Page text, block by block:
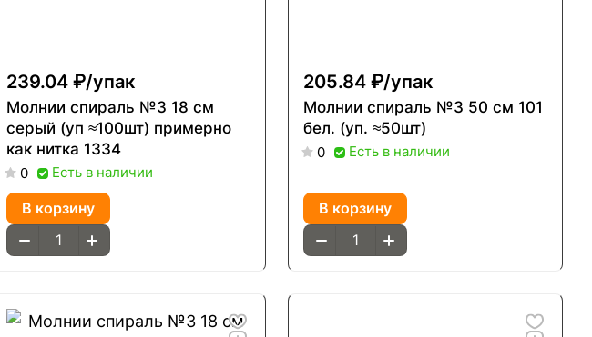
239.04 ₽/упак
Молнии спираль №3 18 см
серый (уп ≈100шт) примерно
как нитка 1334
0 Есть в наличии
В корзину
205.84 ₽/упак
Молнии спираль №3 50 см 101
бел. (уп. ≈50шт)
0 Есть в наличии
В корзину